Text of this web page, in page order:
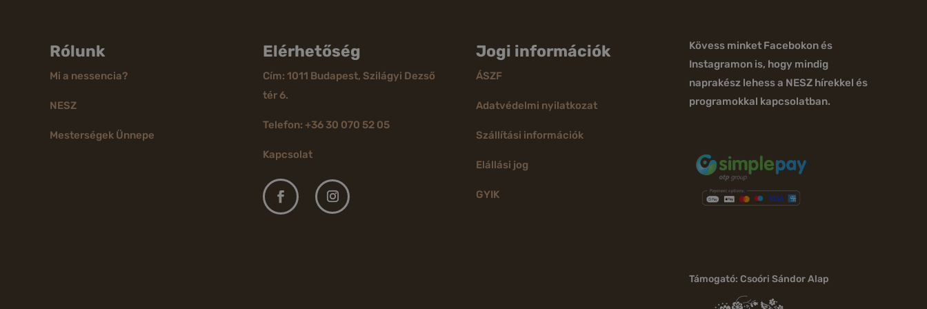
Rólunk
Mi a nessencia?
NESZ
Mesterségek Ünnepe
Elérhetőség
Cím: 1011 Budapest, Szilágyi Dezső
tér 6.
Telefon: +36 30 070 52 05
Kapcsolat
Jogi információk
ÁSZF
Adatvédelmi nyilatkozat
Szállítási információk
Elállási jog
GYIK
Kövess minket Facebokon és
Instagramon is, hogy mindig
naprakész lehess a NESZ hírekkel és
programokkal kapcsolatban.
Támogató: Csoóri Sándor Alap